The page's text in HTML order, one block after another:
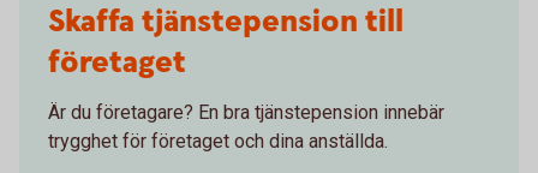
Skaffa tjänstepension till
företaget
Är du företagare? En bra tjänstepension innebär
trygghet för företaget och dina anställda.